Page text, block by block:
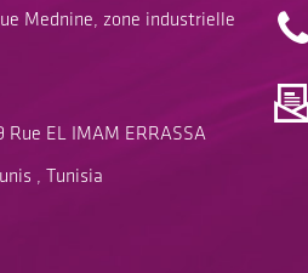
Mednine, zone industrielle
Rue EL IMAM ERRASSA
, Tunisia